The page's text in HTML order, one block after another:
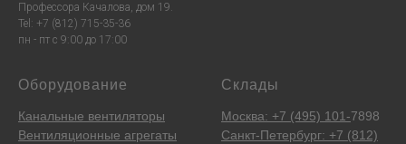
Профессора Качалова, дом 19.
Tel: +7 (812) 715-35-36
пн - пт с 9:00 до 17:00
Оборудование
Канальные вентиляторы
Вентиляционные агрегаты
Склады
Москва: +7 (495) 101-7898
Санкт-Петербург: +7 (812)